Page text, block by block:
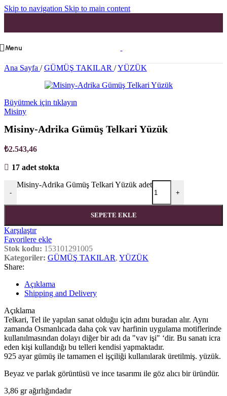
Skip to navigation Skip to main content
Menu
Ana Sayfa / GÜMÜŞ TAKILAR /YÜZÜK
Büyütmek için tıklayın
Misiny
Misiny-Adrika Gümüş Telkari Yüzük
₺2.543,46
17 adet stokta
-
Misiny-Adrika Gümüş Telkari Yüzük adet
+
SEPETE EKLE
Karşılaştır
Favorilere ekle
Stok kodu: 153101291005
Kategoriler: GÜMÜŞ TAKILAR, YÜZÜK
Share:
Açıklama
Shipping and Delivery
Açıklama
Telkari, Tel ile yapılan sanat olduğu için adını buradan alır. Aynı
zamanda Osmanlıcada daha çok vav harfinin uygulama motiflerinde
kullanılmasından dolayı diğer bir adı da "vav işi" ‘dir. Bu sanatı icra
eden kişi kullandığı bu telleri kendisi yapmaktadır.
925 ayar gümüş ile tamamen el işçiliği kullanılarak üretilmiş. yüzük.
Beyaz ve parlak görüntüsü ve ince tasarımı ile göz alıcı bir üründür.
3,86 gr ağırlığındadır